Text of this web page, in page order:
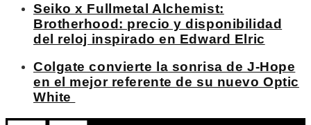
Seiko x Fullmetal Alchemist:
Brotherhood: precio y disponibilidad
del reloj inspirado en Edward Elric
Colgate convierte la sonrisa de J-Hope
en el mejor referente de su nuevo Optic
White